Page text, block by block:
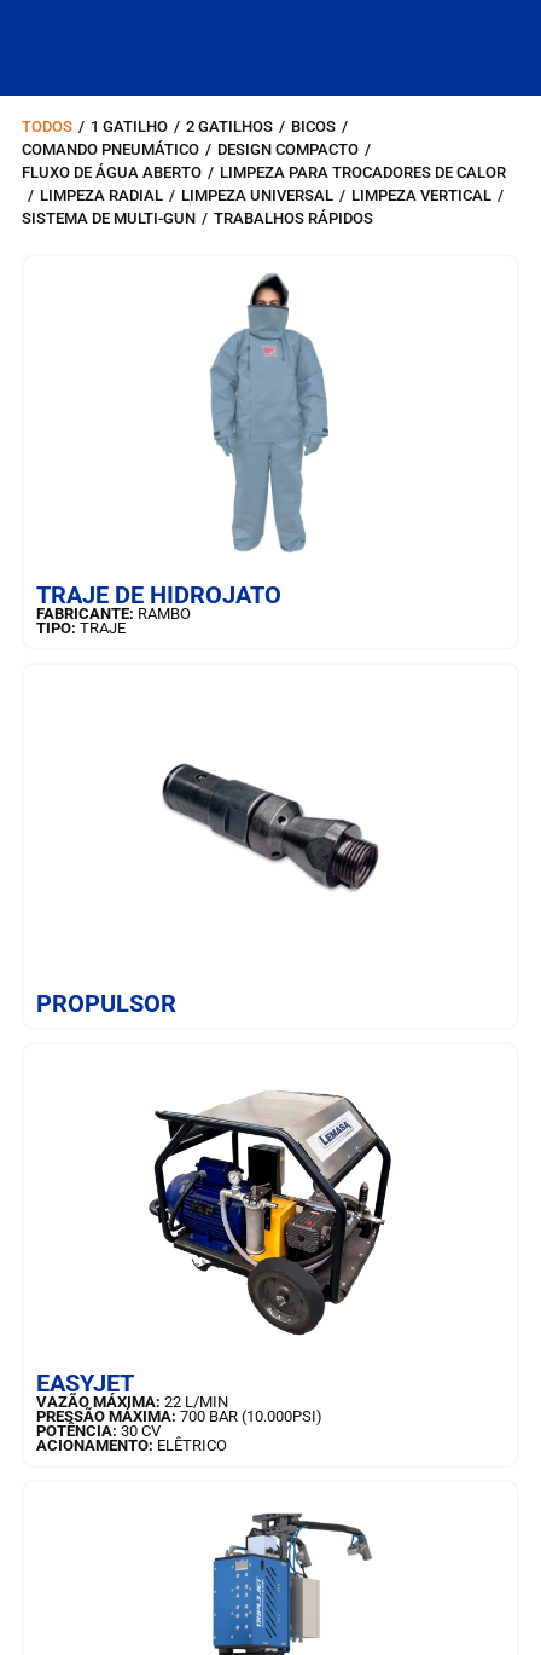
TODOS / 1 GATILHO / 2 GATILHOS / BICOS /
COMANDO PNEUMÁTICO / DESIGN COMPACTO /
FLUXO DE ÁGUA ABERTO / LIMPEZA PARA TROCADORES DE CALOR
/ LIMPEZA RADIAL / LIMPEZA UNIVERSAL / LIMPEZA VERTICAL /
SISTEMA DE MULTI-GUN / TRABALHOS RÁPIDOS
SAIBA MAIS
TRAJE DE HIDROJATO
FABRICANTE: RAMBO
TIPO: TRAJE
PROPULSOR
SAIBA MAIS
EASYJET
VAZÃO MÁXIMA: 22 L/MIN
PRESSÃO MÁXIMA: 700 BAR (10.000PSI)
POTÊNCIA: 30 CV
ACIONAMENTO: ELÊTRICO